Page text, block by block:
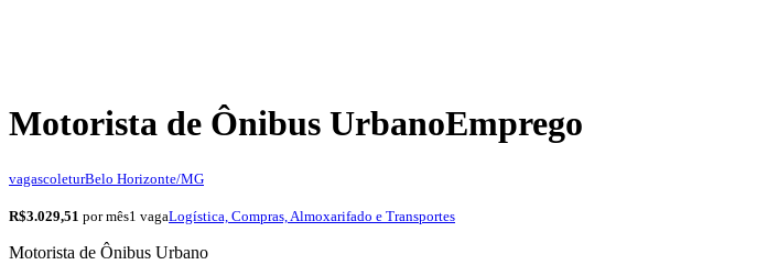
Motorista de Ônibus UrbanoEmprego
vagascoleturBelo Horizonte/MG
R$3.029,51 por mês1 vagaLogística, Compras, Almoxarifado e Transportes
Motorista de Ônibus Urbano